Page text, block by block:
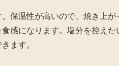
保温性が高いので、焼き上が
感になります。塩分を控えた
ます。